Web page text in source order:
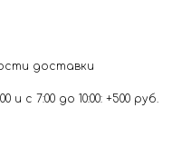
доставки
с 7:00 до 10:00: +500 руб.